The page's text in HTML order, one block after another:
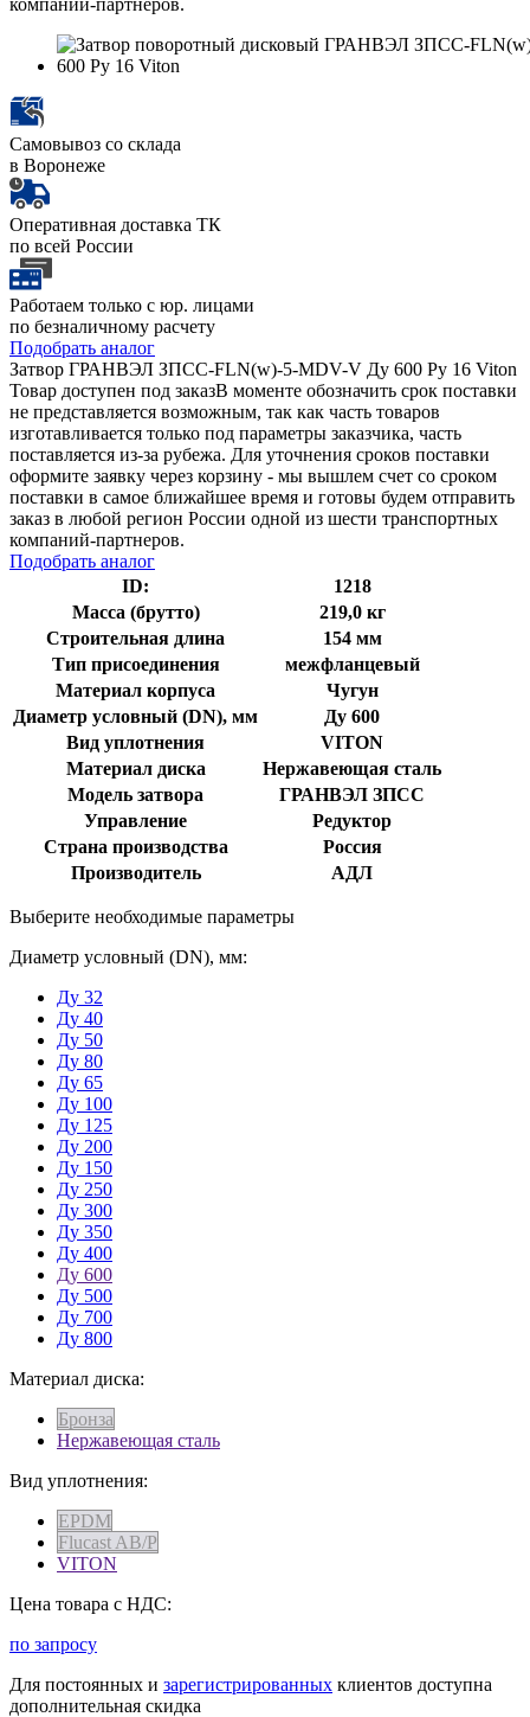
компаний-партнеров.
Самовывоз со склада
в Воронеже
Оперативная доставка ТК
по всей России
Работаем только с юр. лицами
по безналичному расчету
Подобрать аналог
Затвор ГРАНВЭЛ ЗПСС-FLN(w)-5-MDV-V Ду 600 Ру 16 Viton
Товар доступен под заказВ моменте обозначить срок поставки
не представляется возможным, так как часть товаров
изготавливается только под параметры заказчика, часть
поставляется из-за рубежа. Для уточнения сроков поставки
оформите заявку через корзину - мы вышлем счет со сроком
поставки в самое ближайшее время и готовы будем отправить
заказ в любой регион России одной из шести транспортных
компаний-партнеров.
Подобрать аналог
ID:
1218
Масса (брутто)
219,0 кг
Строительная длина
154 мм
Тип присоединения
межфланцевый
Материал корпуса
Чугун
Диаметр условный (DN), мм
Ду 600
Вид уплотнения
VITON
Материал диска
Нержавеющая сталь
Модель затвора
ГРАНВЭЛ ЗПСС
Управление
Редуктор
Страна производства
Россия
Производитель
АДЛ
Выберите необходимые параметры
Диаметр условный (DN), мм:
Ду 32
Ду 40
Ду 50
Ду 80
Ду 65
Ду 100
Ду 125
Ду 200
Ду 150
Ду 250
Ду 300
Ду 350
Ду 400
Ду 600
Ду 500
Ду 700
Ду 800
Материал диска:
Бронза
Нержавеющая сталь
Вид уплотнения:
EPDM
Flucast AB/P
VITON
Цена товара с НДС:
по запросу
Для постоянных и зарегистрированных клиентов доступна
дополнительная скидка